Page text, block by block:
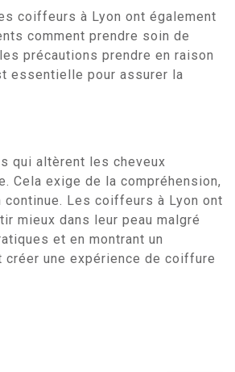
coiffeurs à Lyon ont également
comment prendre soin de
précautions prendre en raison
essentielle pour assurer la
qui altèrent les cheveux
Cela exige de la compréhension,
Les coiffeurs à Lyon ont
mieux dans leur peau malgré
et en montrant un
une expérience de coiffure